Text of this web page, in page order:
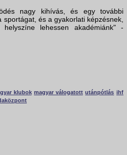
nagy kihívás, és egy további
sportágat, és a gyakorlati képzésnek,
helyszíne lehessen akadémiánk" -
klubok magyar válogatott utánpótlás ihf